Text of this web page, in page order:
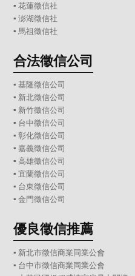
▪花蓮徵信社
▪澎湖徵信社
▪ 馬祖徵信社
合法徵信公司
▪基隆徵信公司
▪ 新北徵信公司
▪ 新竹徵信公司
▪ 台中徵信公司
▪彰化徵信公司
▪嘉義徵信公司
▪高雄徵信公司
▪宜蘭徵信公司
▪ 台東徵信公司
▪金門徵信公司
優良徵信推薦
▪ 新北市徵信商業同業公會
▪ 台中市徵信商業同業公會